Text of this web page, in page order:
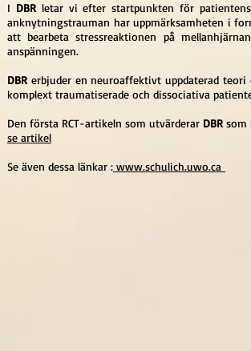
I DBRletar vi efter startpunkten för patientens
anknytningstrauman har uppmärksamheten i
att bearbeta stressreaktionen på
anspänningen.
DBR erbjuder en neuroaffektivt uppdaterad
komplext traumatiserade och dissociativa
Den första RCT-artikeln som utvärderar DBR som
se artikel
Se även dessa länkar : www.schulich.uwo.ca